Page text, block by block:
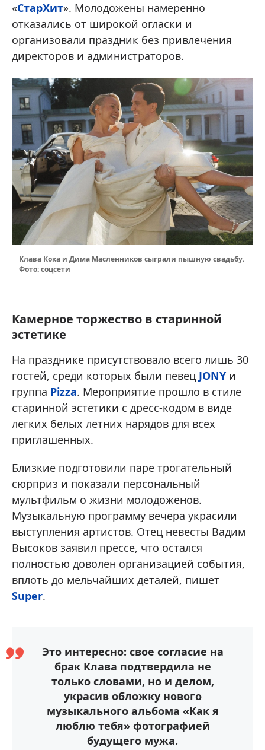
«СтарХит». Молодожены намеренно
отказались от широкой огласки и
организовали праздник без привлечения
директоров и администраторов.
Клава Кока и Дима Масленников сыграли пышную свадьбу.
Фото: соцсети
Камерное торжество в старинной
эстетике
На празднике присутствовало всего лишь 30
гостей, среди которых были певец JONY и
группа Pizza. Мероприятие прошло в стиле
старинной эстетики с дресс-кодом в виде
легких белых летних нарядов для всех
приглашенных.
Близкие подготовили паре трогательный
сюрприз и показали персональный
мультфильм о жизни молодоженов.
Музыкальную программу вечера украсили
выступления артистов. Отец невесты Вадим
Высоков заявил прессе, что остался
полностью доволен организацией события,
вплоть до мельчайших деталей, пишет
Super.
Это интересно: свое согласие на
брак Клава подтвердила не
только словами, но и делом,
украсив обложку нового
музыкального альбома «Как я
люблю тебя» фотографией
будущего мужа.